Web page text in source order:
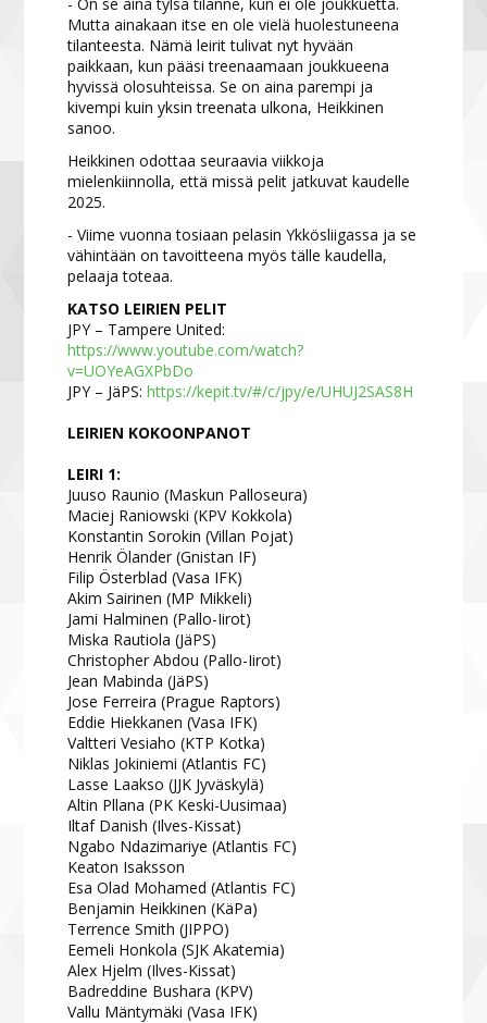
Mutta ainakaan itse en ole vielä huolestuneena
tilanteesta. Nämä leirit tulivat nyt hyvään
paikkaan, kun pääsi treenaamaan joukkueena
hyvissä olosuhteissa. Se on aina parempi ja
kivempi kuin yksin treenata ulkona, Heikkinen
sanoo.
Heikkinen odottaa seuraavia viikkoja
mielenkiinnolla, että missä pelit jatkuvat kaudelle
2025.
- Viime vuonna tosiaan pelasin Ykkösliigassa ja se
vähintään on tavoitteena myös tälle kaudella,
pelaaja toteaa.
KATSO LEIRIEN PELIT
JPY – Tampere United:
https://www.youtube.com/watch?
v=UOYeAGXPbDo
JPY – JäPS:https://kepit.tv/#/c/jpy/e/UHUJ2SAS8H
LEIRIEN KOKOONPANOT
LEIRI 1:
Juuso Raunio (Maskun Palloseura)
Maciej Raniowski (KPV Kokkola)
Konstantin Sorokin (Villan Pojat)
Henrik Ölander (Gnistan IF)
Filip Österblad (Vasa IFK)
Akim Sairinen (MP Mikkeli)
Jami Halminen (Pallo-Iirot)
Miska Rautiola (JäPS)
Christopher Abdou (Pallo-Iirot)
Jean Mabinda (JäPS)
Jose Ferreira (Prague Raptors)
Eddie Hiekkanen (Vasa IFK)
Valtteri Vesiaho (KTP Kotka)
Niklas Jokiniemi (Atlantis FC)
Lasse Laakso (JJK Jyväskylä)
Altin Pllana (PK Keski-Uusimaa)
Iltaf Danish (Ilves-Kissat)
Ngabo Ndazimariye (Atlantis FC)
Keaton Isaksson
Esa Olad Mohamed (Atlantis FC)
Benjamin Heikkinen (KäPa)
Terrence Smith (JIPPO)
Eemeli Honkola (SJK Akatemia)
Alex Hjelm (Ilves-Kissat)
Badreddine Bushara (KPV)
Vallu Mäntymäki (Vasa IFK)